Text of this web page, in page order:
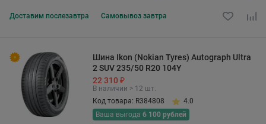
Доставим послезавтра Самовывоз завтра
Шина Ikon (Nokian Tyres) Autograph Ultra
2 SUV 235/50 R20 104Y
22 310 ₽
В наличии > 12 шт.
Код товара: R384808
4.0
Ваша выгода 6 100 рублей